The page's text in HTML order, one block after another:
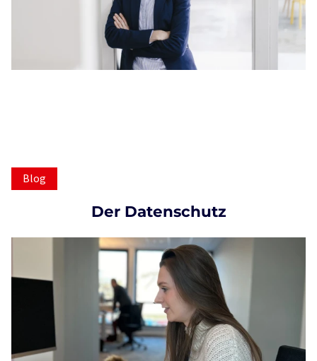
Blog
Der Datenschutz